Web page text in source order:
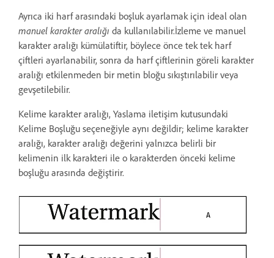
Ayrıca iki harf arasındaki boşluk ayarlamak için ideal olan
manuel karakter aralığı da kullanılabilir.İzleme ve manuel
karakter aralığı kümülatiftir, böylece önce tek tek harf
çiftleri ayarlanabilir, sonra da harf çiftlerinin göreli karakter
aralığı etkilenmeden bir metin bloğu sıkıştırılabilir veya
gevşetilebilir.
Kelime karakter aralığı, Yaslama iletişim kutusundaki
Kelime Boşluğu seçeneğiyle aynı değildir; kelime karakter
aralığı, karakter aralığı değerini yalnızca belirli bir
kelimenin ilk karakteri ile o karakterden önceki kelime
boşluğu arasında değiştirir.